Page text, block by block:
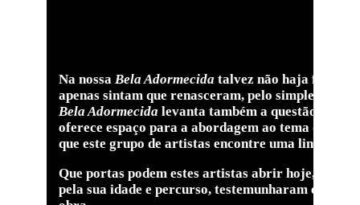
Na nossa Bela Adormecida talvez não haja feitiço
apenas sintam que renasceram, pelo simples
Bela Adormecida levanta também a questão da
oferece espaço para a abordagem ao tema do
que este grupo de artistas encontre uma
Que portas podem estes artistas abrir hoje,
pela sua idade e percurso, testemunharam e